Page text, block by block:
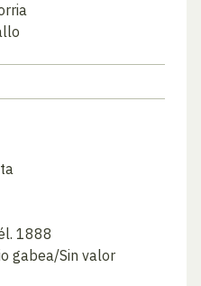
1888
gabea/Sin valor